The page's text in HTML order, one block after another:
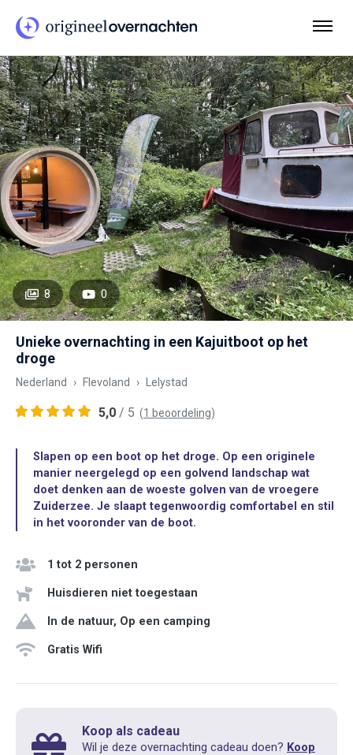
8 0
Unieke overnachting in een Kajuitboot op het
droge
Nederland Flevoland Lelystad
5,0 / 5 (1 beoordeling)
Slapen op een boot op het droge. Op een originele
manier neergelegd op een golvend landschap wat
doet denken aan de woeste golven van de vroegere
Zuiderzee. Je slaapt tegenwoordig comfortabel en stil
in het vooronder van de boot.
1 tot 2 personen
Huisdieren niet toegestaan
In de natuur, Op een camping
Gratis Wifi
Koop als cadeau
Wil je deze overnachting cadeau doen? Koop